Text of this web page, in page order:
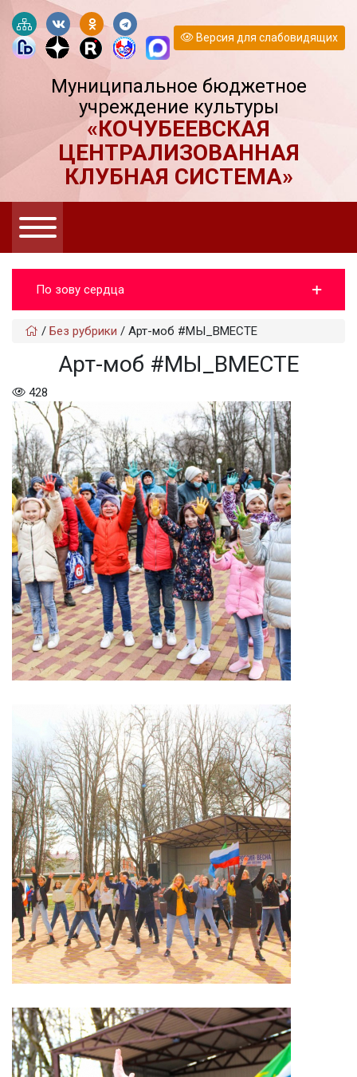
Версия для слабовидящих
Муниципальное бюджетное
учреждение культуры
«КОЧУБЕЕВСКАЯ
ЦЕНТРАЛИЗОВАННАЯ
КЛУБНАЯ СИСТЕМА»
По зову сердца
/ Без рубрики / Арт-моб #МЫ_ВМЕСТЕ
Арт-моб #МЫ_ВМЕСТЕ
428